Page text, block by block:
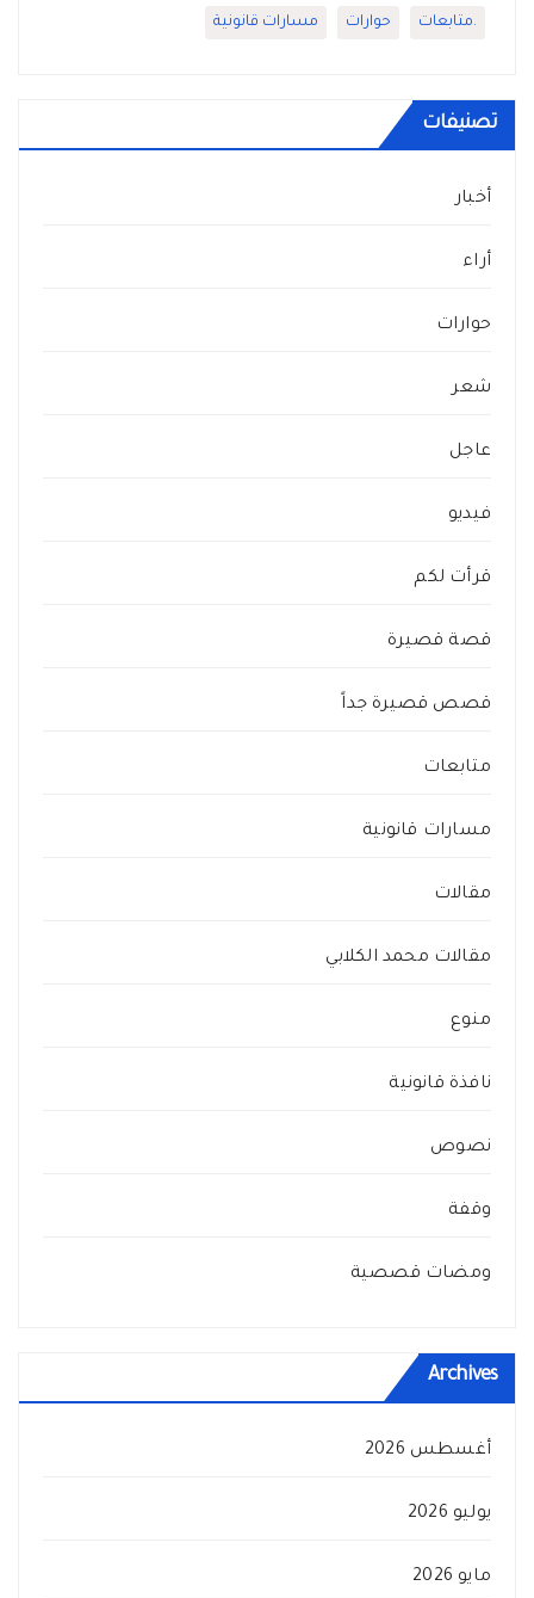
.متابعات حوارات مسارات قانونية
تصنيفات
أخبار
أراء
حوارات
شعر
عاجل
فيديو
قرأت لكم
قصة قصيرة
قصص قصيرة جداً
متابعات
مسارات قانونية
مقالات
مقالات محمد الكلابي
منوع
نافذة قانونية
نصوص
وقفة
ومضات قصصية
Archives
أغسطس 2026
يوليو 2026
مايو 2026